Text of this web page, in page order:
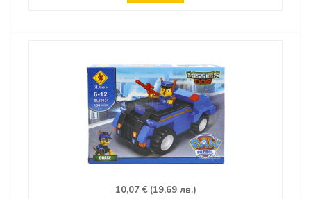
10,07 € (19,69 лв.)